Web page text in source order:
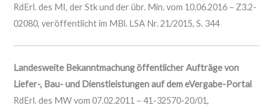
RdErl. des MI, der Stk und der übr. Min. vom 10.06.2016 – Z3.2-
02080, veröffentlicht im MBl. LSA Nr. 21/2015, S. 344
Landesweite Bekanntmachung öffentlicher Aufträge von
Liefer-, Bau- und Dienstleistungen auf dem eVergabe-Portal
RdErl. des MW vom 07.02.2011 – 41-32570-20/01,